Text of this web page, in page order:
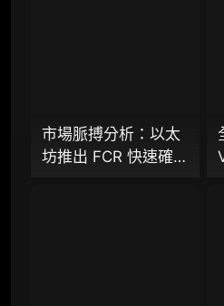
¥
市場脈搏分析：以太
坊推出 FCR 快速確認